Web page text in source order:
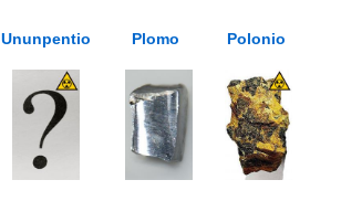
Ununpentio Plomo Polonio